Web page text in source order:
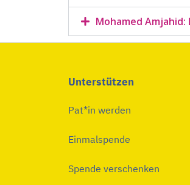
Mohamed
Unterstützen
Pat*in werden
Einmalspende
Spende verschenken